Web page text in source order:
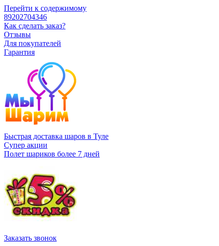
Перейти к содержимому
89202704346
Как сделать заказ?
Отзывы
Для покупателей
Гарантия
Быстрая доставка шаров в Туле
Супер акции
Полет шариков более 7 дней
Заказать звонок